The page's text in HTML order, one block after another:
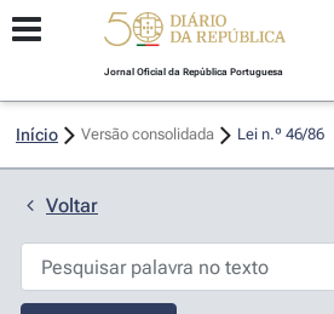
Jornal Oficial da República Portuguesa
Início Versão consolidada Lei n.º 46/86
Voltar